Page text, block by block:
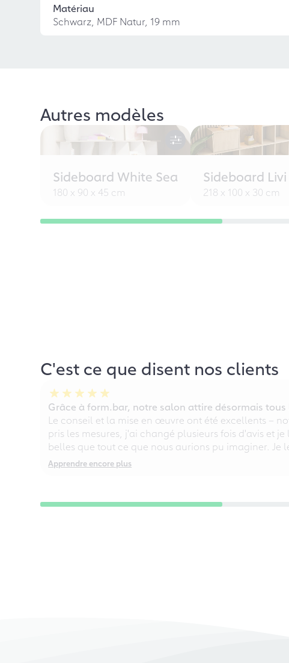
Matériau
Schwarz, MDF Natur, 19 mm
Autres modèles
Sideboard White Sea
180 x 90 x 45 cm
Sideboard
218 x 100 x 30 cm
C'est ce que disent nos clients
Grâce à form.bar, notre salon attire désormais tous
Le conseil et la mise en œuvre ont été excellents –
pris les mesures, j'ai changé plusieurs fois d'avis et
belles que tout ce que nous aurions pu imaginer. Je
Apprendre encore plus